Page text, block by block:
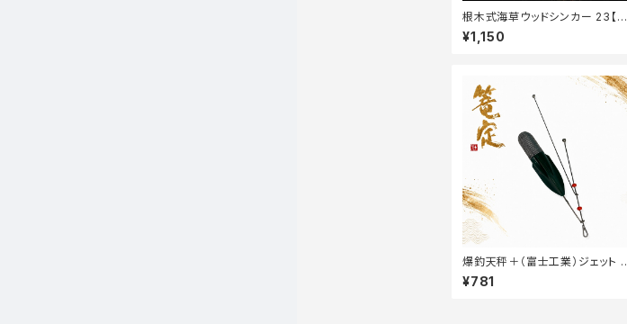
根木式海草ウッドシンカー 23【篭
定】
¥1,150
爆釣天秤＋（富士工業）ジェット 2
5【篭定】
¥781